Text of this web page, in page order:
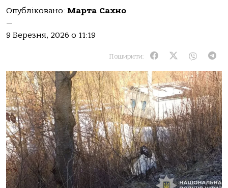
Опубліковано: Марта Сахно
—
9 Березня, 2026 о 11:19
Поширити: